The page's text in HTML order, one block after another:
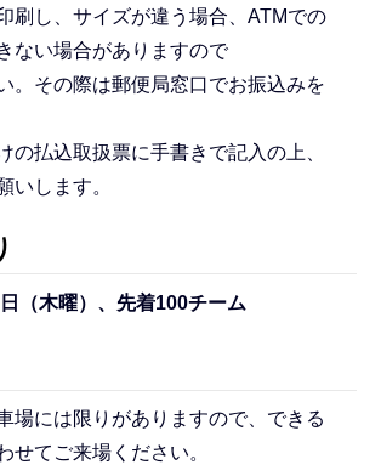
刷し、サイズが違う場合、ATMでの
ない場合がありますので
。その際は郵便局窓口でお振込みを
の払込取扱票に手書きで記入の上、
いします。
（木曜）、先着100チーム
場には限りがありますので、できる
せてご来場ください。